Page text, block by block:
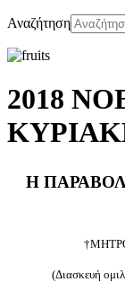
Αναζήτηση
2018
Η
(Διασκευή